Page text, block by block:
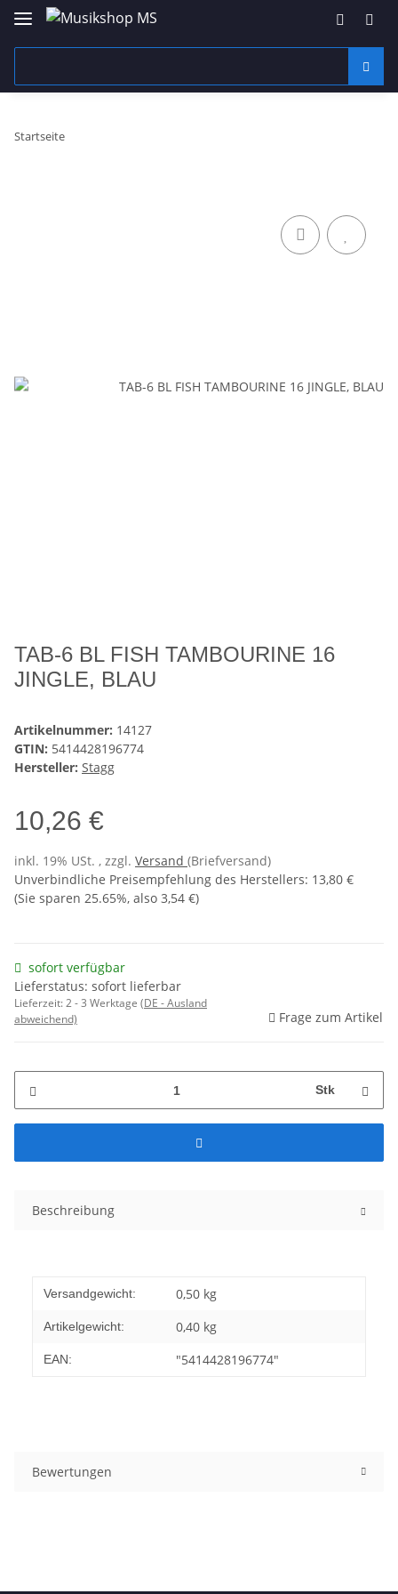
Startseite
TAB-6 BL FISH TAMBOURINE 16
JINGLE, BLAU
Artikelnummer: 14127
GTIN: 5414428196774
Hersteller: Stagg
10,26 €
inkl. 19% USt. , zzgl. Versand (Briefversand)
Unverbindliche Preisempfehlung des Herstellers: 13,80 €
(Sie sparen 25.65%, also 3,54 €)
sofort verfügbar
Lieferstatus: sofort lieferbar
Lieferzeit:2 - 3 Werktage (DE - Ausland
abweichend)
Frage zum Artikel
Stk
Beschreibung
Versandgewicht: 0,50 kg
Artikelgewicht: 0,40 kg
EAN: "5414428196774"
Bewertungen